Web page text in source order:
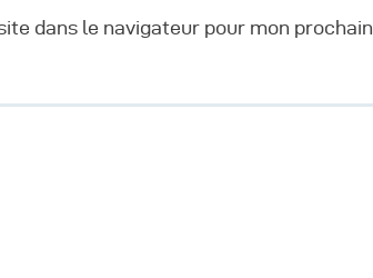
dans le navigateur pour mon prochain